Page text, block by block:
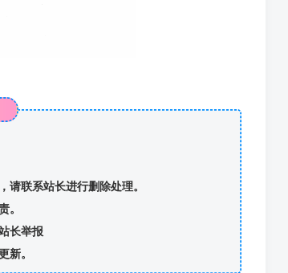
联系站长进行删除处理。
长举报
。